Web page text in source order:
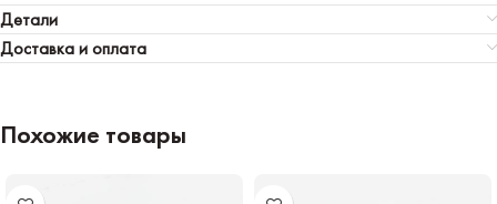
Детали
Доставка и оплата
Похожие товары